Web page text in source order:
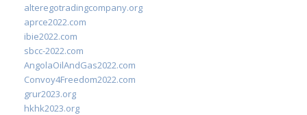
alteregotradingcompany.org
aprce2022.com
ibie2022.com
sbcc-2022.com
AngolaOilAndGas2022.com
Convoy4Freedom2022.com
grur2023.org
hkhk2023.org